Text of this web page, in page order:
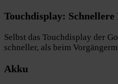
Touchdisplay: Schnellere
Selbst das Touchdisplay der
schneller, als beim
Akku